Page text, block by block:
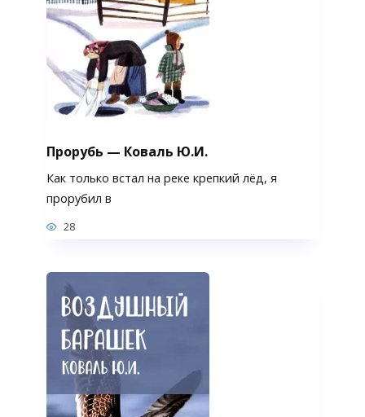
Прорубь — Коваль Ю.И.
Как только встал на реке крепкий лёд, я
прорубил в
28